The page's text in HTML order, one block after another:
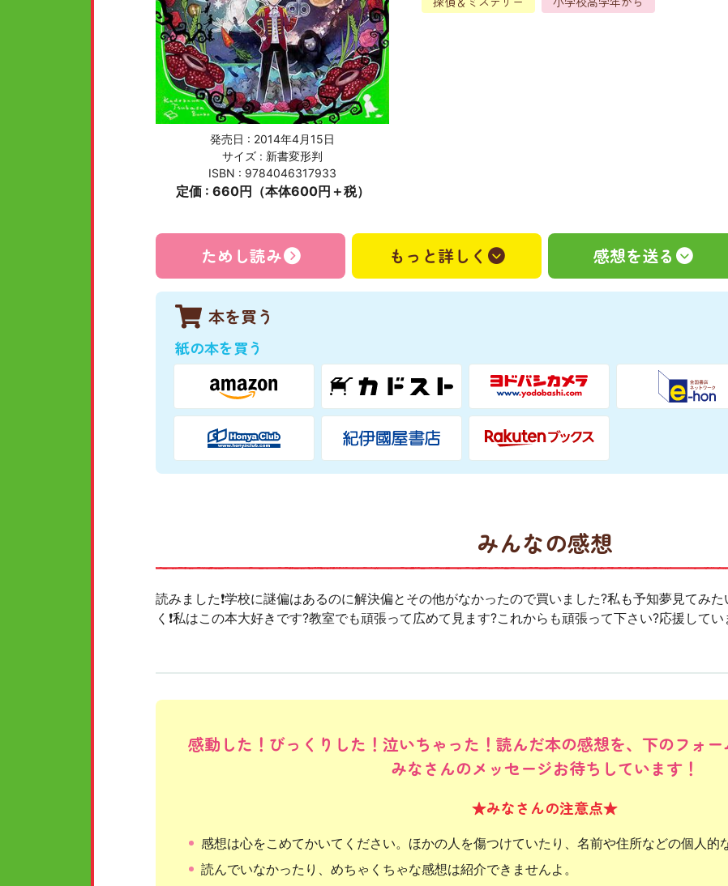
発売日 : 2014年4月15日
サイズ : 新書変形判
ISBN : 9784046317933
定価 : 660円（本体600円＋税）
ためし読み もっと詳しく 感想を送る
本を買う
紙の本を買う
みんなの感想
読みました❗学校に謎偏はあるのに解決偏とその他がなかったので買いました?私も予知夢見てみ
く❗私はこの本大好きです?教室でも頑張って広めて見ます?これからも頑張って下さい?応援してい
感動した！びっくりした！泣いちゃった！読んだ本の感想を、下のフォ
みなさんのメッセージお待ちしています！
★みなさんの注意点★
感想は心をこめてかいてください。ほかの人を傷つけていたり、名前や住所などの個人的
読んでいなかったり、めちゃくちゃな感想は紹介できませんよ。